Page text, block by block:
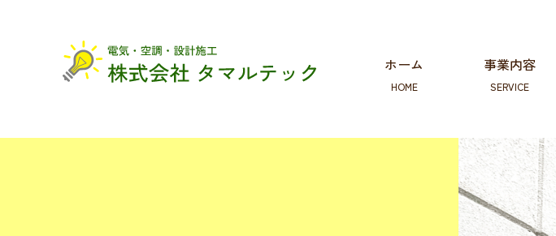
ホーム
HOME
事業内容
SERVICE
EV充電設備事業
高齢者向け事業